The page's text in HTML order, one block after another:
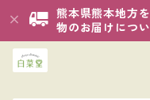
熊本県熊本地方
物のお届けにつ